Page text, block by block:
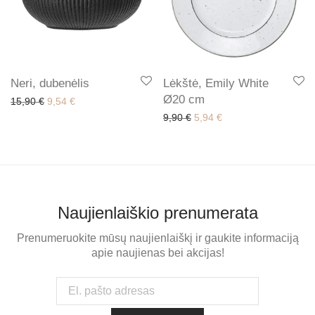
Neri, dubenėlis
15,90€ Original price was: 15,90 €.
9,54 €Current price is: 9,54 €.
Lėkštė, Emily White
Ø20 cm
9,90€ Original price was: 9,90 €.
5,94 €Current price is:
Naujienlaiškio prenumerata
Prenumeruokite mūsų naujienlaiškį ir gaukite informaciją
apie naujienas bei akcijas!